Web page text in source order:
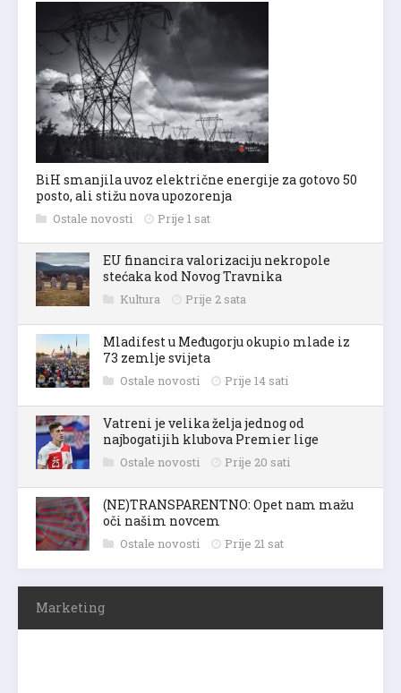
BiH smanjila uvoz električne energije za gotovo 50
posto, ali stižu nova upozorenja
Ostale novosti Prije 1 sat
EU financira valorizaciju nekropole
stećaka kod Novog Travnika
Kultura Prije 2 sata
Mladifest u Međugorju okupio mlade iz
73 zemlje svijeta
Ostale novosti Prije 14 sati
Vatreni je velika želja jednog od
najbogatijih klubova Premier lige
Ostale novosti Prije 20 sati
(NE)TRANSPARENTNO: Opet nam mažu
oči našim novcem
Ostale novosti Prije 21 sat
Marketing